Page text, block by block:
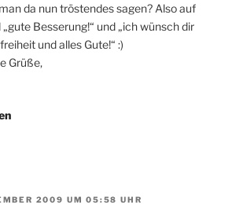
da nun tröstendes sagen? Also auf
„gute Besserung!“ und „ich wünsch dir
und alles Gute!“ :)
Grüße,
2009 UM 05:58 UHR